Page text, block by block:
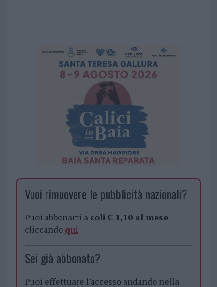
Vuoi rimuovere le pubblicità nazionali?
Puoi abbonarti a soli € 1,10 al mese
cliccando qui
Sei già abbonato?
Puoi effettuare l'accesso andando nella